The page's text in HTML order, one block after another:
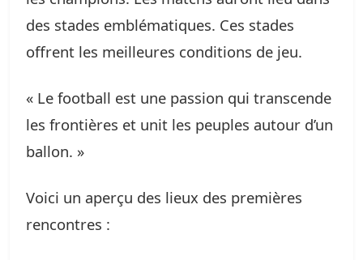
des stades emblématiques. Ces stades
offrent les meilleures conditions de jeu.
« Le football est une passion qui transcende
les frontières et unit les peuples autour d’un
ballon. »
Voici un aperçu des lieux des premières
rencontres :